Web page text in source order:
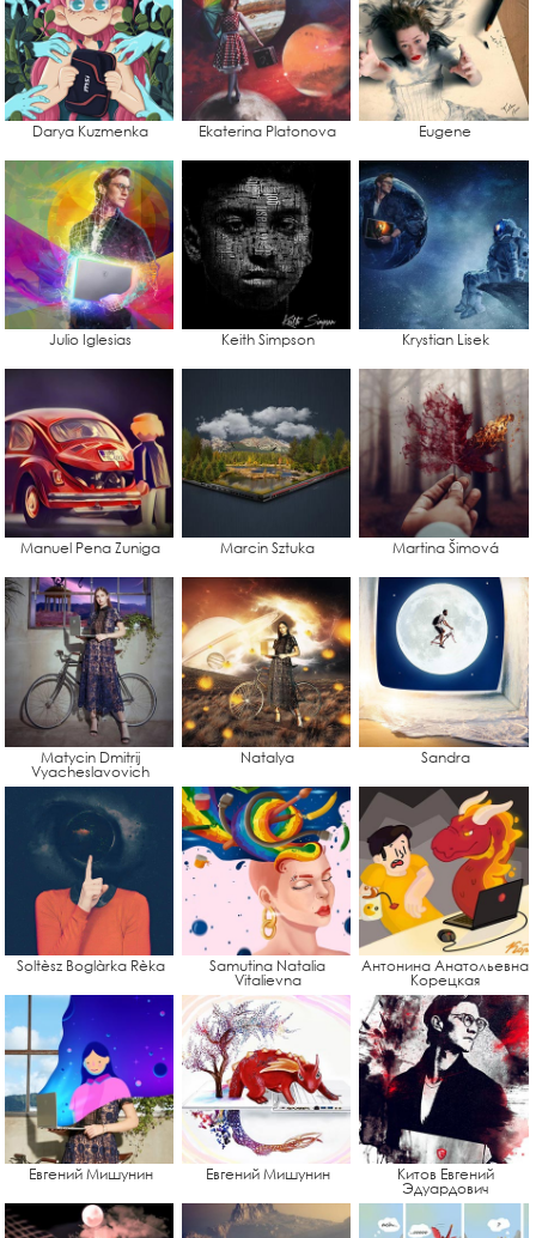
Darya Kuzmenka Ekaterina Platonova Eugene
Julio Iglesias Keith Simpson Krystian Lisek
Manuel Pena Zuniga Marcin Sztuka Martina Šimová
Matycin Dmitrij
Vyacheslavovich
Natalya Sandra
Soltèsz Boglàrka Rèka
Samutina Natalia
Vitalievna
Антонина Анатольевна
Корецкая
Евгений Мишунин Евгений Мишунин
Китов Евгений
Эдуардович